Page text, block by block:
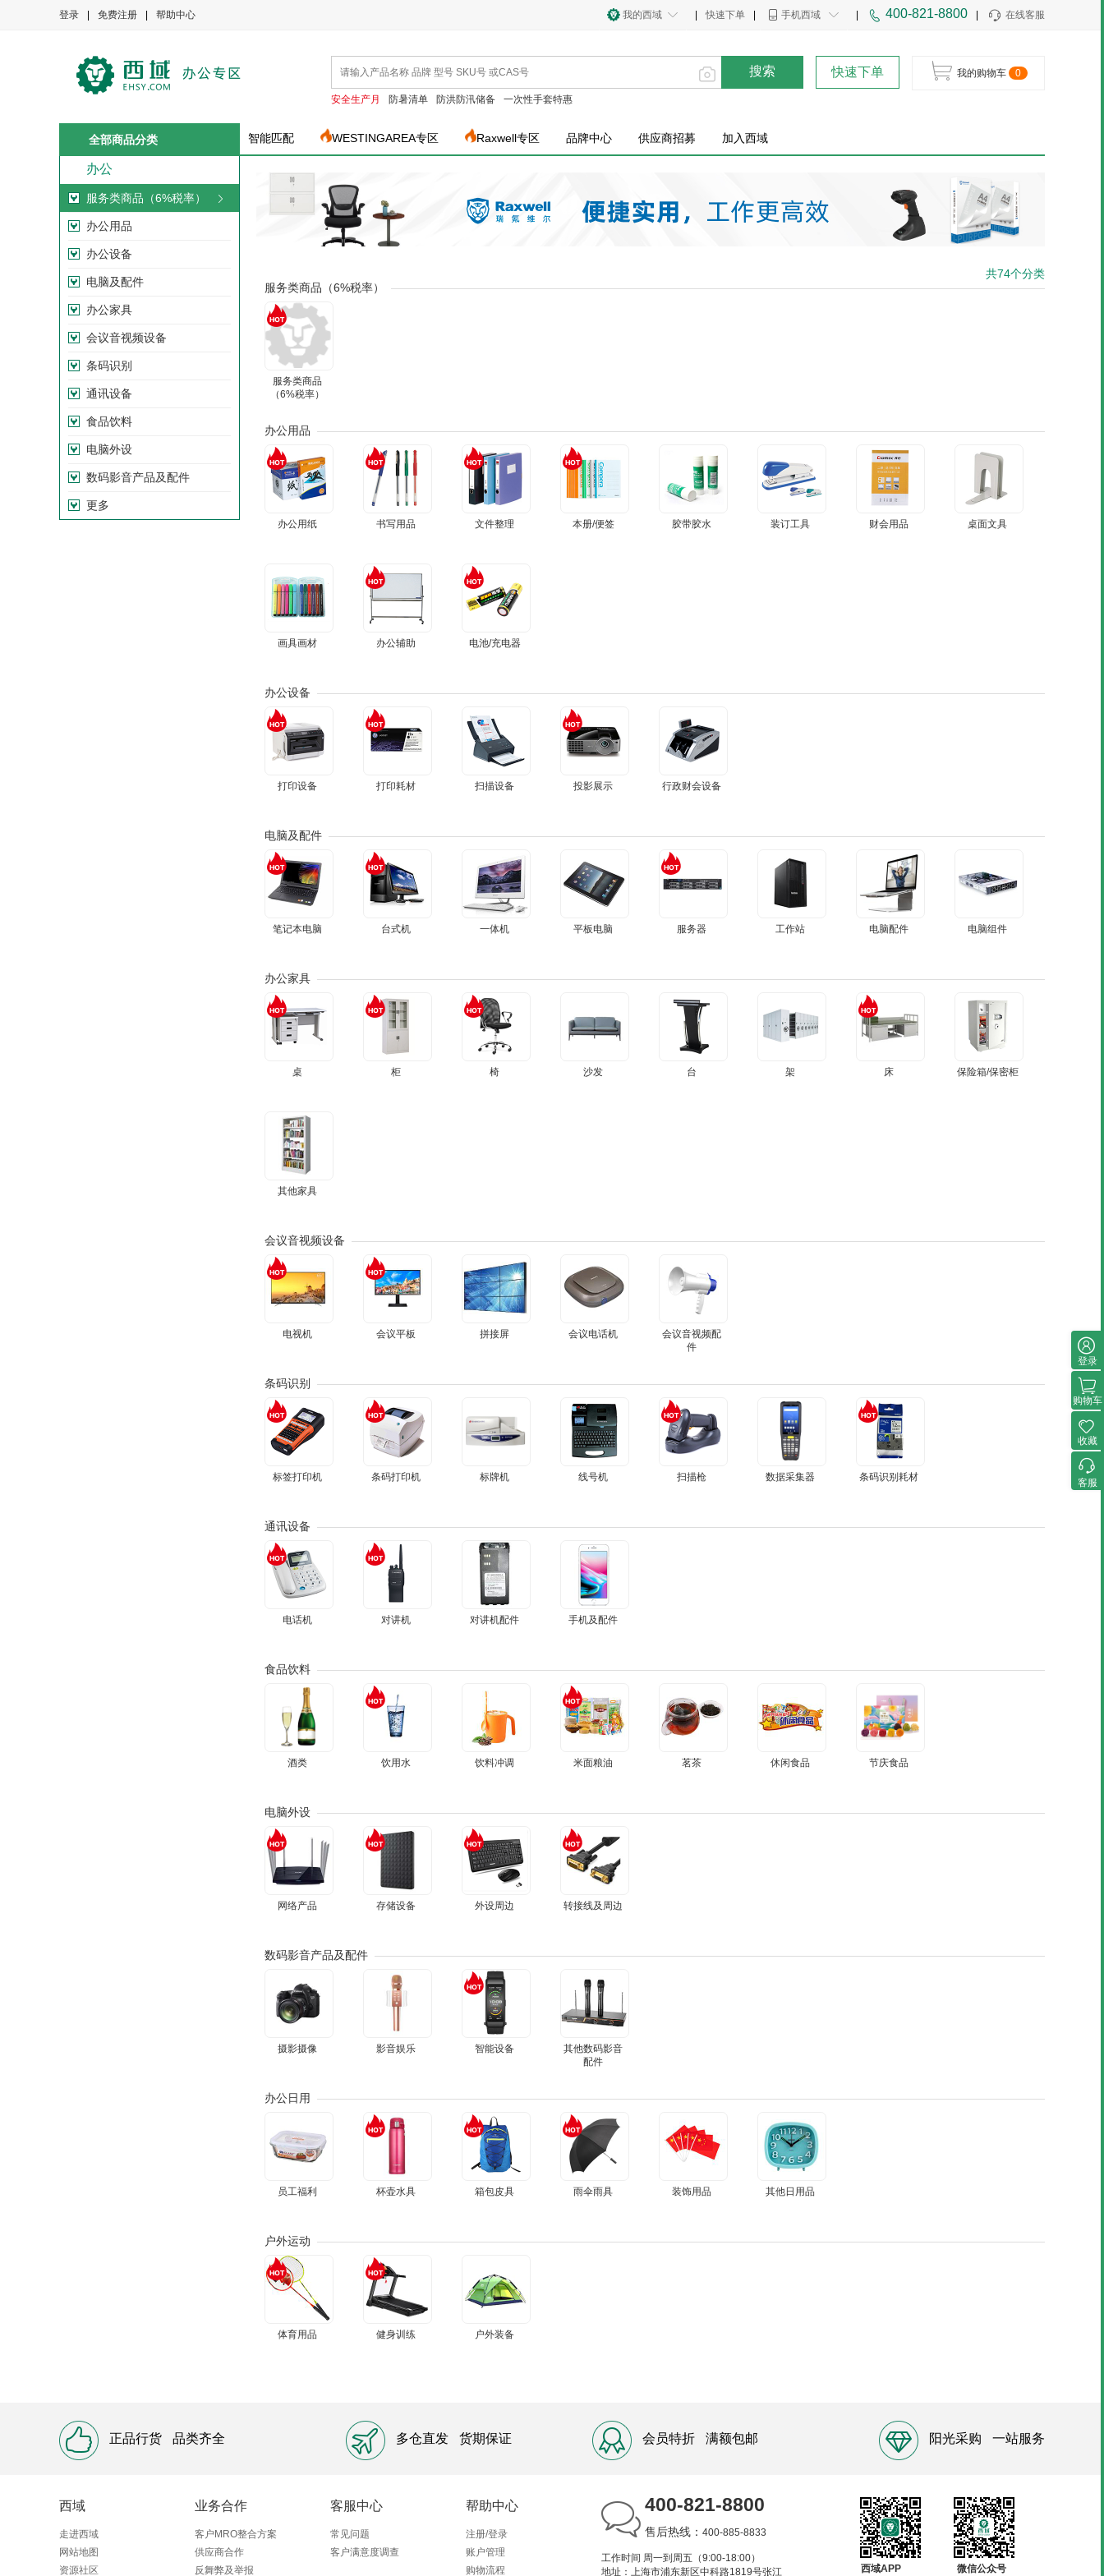
登录 免费注册 帮助中心 在线客服
400-821-8800
手机西域
快速下单
我的西域
搜索
安全生产月 防暑清单 防洪防汛储备 一次性手套特惠
快速下单 我的购物车 0
全部商品分类 智能匹配 WESTINGAREA专区 Raxwell专区 品牌中心 供应商招募 加入西域
办公
服务类商品（6%税率）
办公用品
办公设备
电脑及配件
办公家具
会议音视频设备
条码识别
通讯设备
食品饮料
电脑外设
数码影音产品及配件
更多
共74个分类
服务类商品（6%税率）
服务类商品
（6%税率）
办公用品
办公用纸 书写用品 文件整理 本册/便签 胶带胶水 装订工具 财会用品 桌面文具
画具画材 办公辅助 电池/充电器
办公设备
打印设备 打印耗材 扫描设备 投影展示 行政财会设备
电脑及配件
笔记本电脑 台式机 一体机 平板电脑 服务器 工作站 电脑配件 电脑组件
办公家具
桌 柜 椅 沙发 台 架 床 保险箱/保密柜
其他家具
会议音视频设备
电视机 会议平板 拼接屏 会议电话机
会议音视频配
件
条码识别
标签打印机 条码打印机 标牌机 线号机 扫描枪 数据采集器 条码识别耗材
通讯设备
电话机 对讲机 对讲机配件 手机及配件
食品饮料
酒类 饮用水 饮料冲调 米面粮油 茗茶 休闲食品 节庆食品
电脑外设
网络产品 存储设备 外设周边 转接线及周边
数码影音产品及配件
摄影摄像 影音娱乐 智能设备
其他数码影音
配件
办公日用
员工福利 杯壶水具 箱包皮具 雨伞雨具 装饰用品 其他日用品
户外运动
体育用品 健身训练 户外装备
正品行货 品类齐全 多仓直发 货期保证 会员特折 满额包邮 阳光采购 一站服务
西域
走进西域
网站地图
资源社区
业务合作
客户MRO整合方案
供应商合作
反舞弊及举报
客服中心
常见问题
客户满意度调查
帮助中心
注册/登录
账户管理
购物流程
400-821-8800
售后热线： 400-885-8833
工作时间 周一到周五（9:00-18:00）
地址：上海市浦东新区中科路1819号张江
微信公众号
西域APP
登录
购物车
收藏
客服